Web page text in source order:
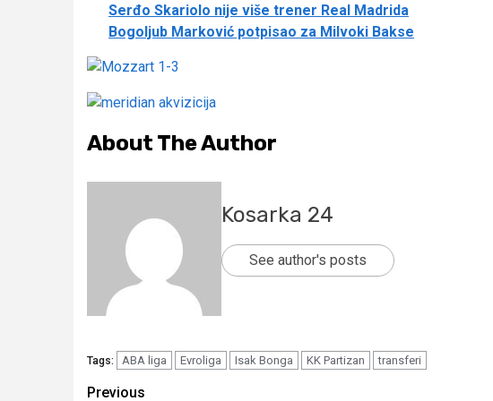
Serđo Skariolo nije više trener Real Madrida
Bogoljub Marković potpisao za Milvoki Bakse
About The Author
Kosarka 24
See author's posts
Tags: ABA liga Evroliga Isak Bonga KK Partizan transferi
Previous